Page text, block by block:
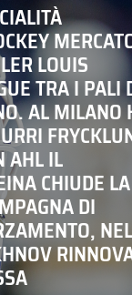
LOUIS
TRA I PALI
AL MILANO
AHL IL
CHIUDE LA
DI